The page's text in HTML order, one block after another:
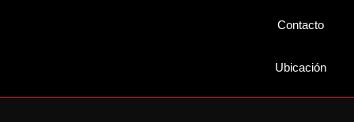
Contacto
Ubicación